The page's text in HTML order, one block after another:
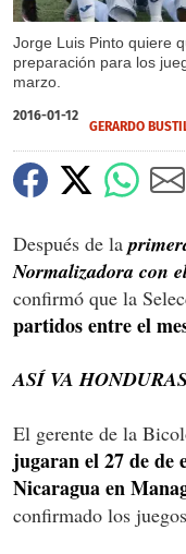
Jorge Luis Pinto quiere
preparación para los
marzo.
2016-01-12
GERARDO
Después de la
Normalizadora con
confirmó que la
partidos entre el
ASÍ VA
El gerente de la
jugaran el 27 de de
Nicaragua en
confirmado los